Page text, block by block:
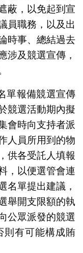
蔽，以免起到宣
員職務，以及出
時事、總結過去
涉及競選宣傳，
單報備競選宣傳
競選活動期內擬
會時向支持者派
人員所用到的物
供各受託人填報
，以便選管會連
名單提出建議，
舉開支限額的執
公眾派發的競選
則有可能構成賄